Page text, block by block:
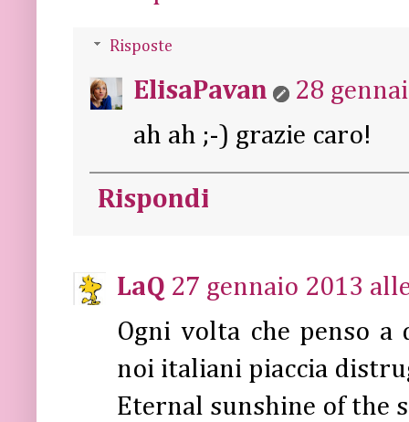
Risposte
ElisaPavan
28
ah ah ;-) grazie caro!
Rispondi
LaQ 27 gennaio 2013
Ogni volta che penso
noi italiani piaccia
Eternal sunshine of the